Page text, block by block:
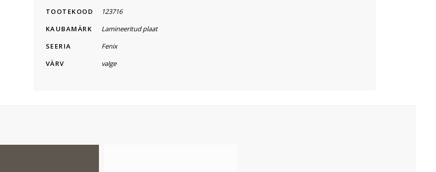
TOOTEKOOD
123716
KAUBAMÄRK
Lamineeritud plaat
SEERIA
Fenix
VÄRV
valge